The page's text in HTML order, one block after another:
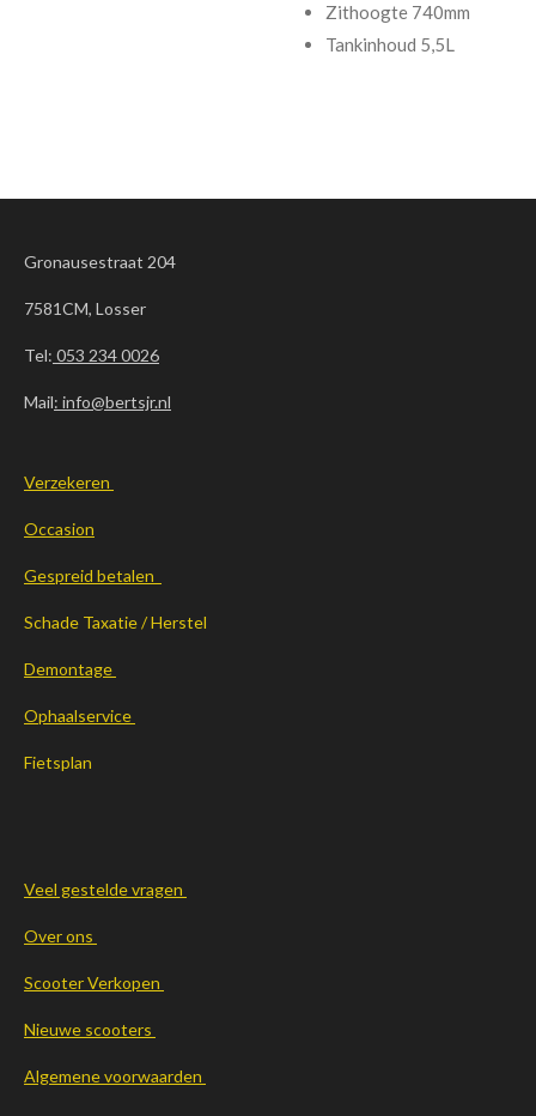
Zithoogte 740mm
Tankinhoud 5,5L
Gronausestraat 204
7581CM, Losser
Tel: 053 234 0026
Mail: info@bertsjr.nl
Verzekeren
Occasion
Gespreid betalen
Schade Taxatie / Herstel
Demontage
Ophaalservice
Fietsplan
Veel gestelde vragen
Over ons
Scooter Verkopen
Nieuwe scooters
Algemene voorwaarden